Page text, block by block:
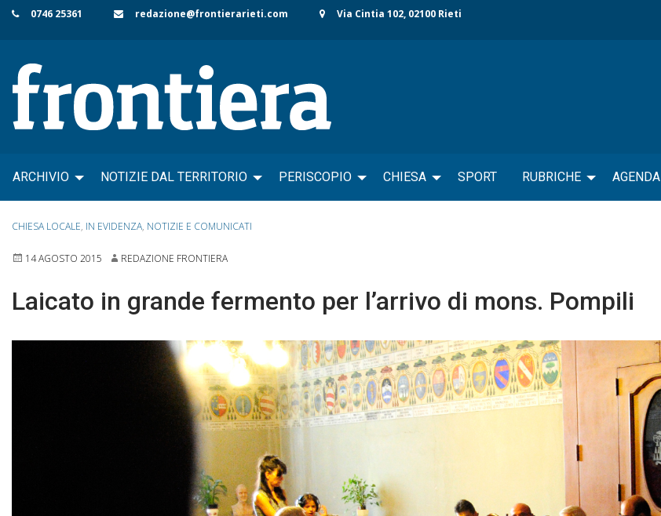
Skip
content
0746 25361 redazione@frontierarieti.com Via Cintia 102, 02100 Rieti
ARCHIVIO NOTIZIE DAL TERRITORIO PERISCOPIO CHIESA SPORT RUBRICHE AGENDA
CHIESA LOCALE, IN EVIDENZA, NOTIZIE E COMUNICATI
14 AGOSTO 2015 REDAZIONE FRONTIERA
Laicato in grande fermento per l’arrivo di mons. Pompili